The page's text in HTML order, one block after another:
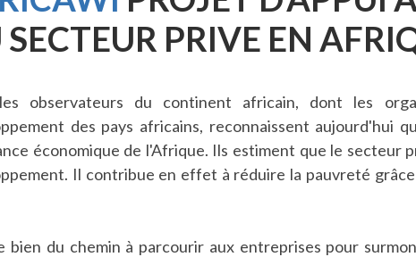
SECTEUR PRIVE EN
observateurs du continent africain, dont les
des pays africains, reconnaissent aujourd'hui
économique de l'Afrique. Ils estiment que le secteur
Il contribue en effet à réduire la pauvreté
bien du chemin à parcourir aux entreprises pour